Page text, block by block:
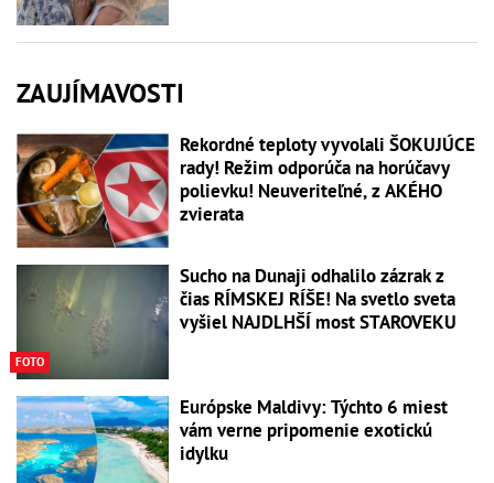
ZAUJÍMAVOSTI
Rekordné teploty vyvolali ŠOKUJÚCE
rady! Režim odporúča na horúčavy
polievku! Neuveriteľné, z AKÉHO
zvierata
FOTO
Sucho na Dunaji odhalilo zázrak z
čias RÍMSKEJ RÍŠE! Na svetlo sveta
vyšiel NAJDLHŠÍ most STAROVEKU
Európske Maldivy: Týchto 6 miest
vám verne pripomenie exotickú
idylku